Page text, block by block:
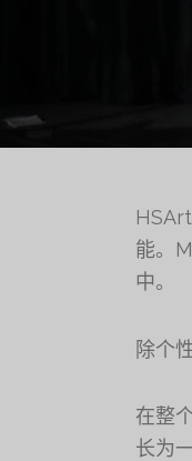
能。
中。
除个
在整
长为